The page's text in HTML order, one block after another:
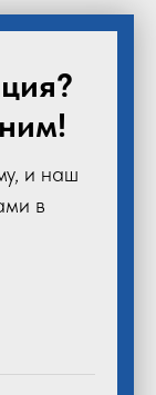
и наш
в